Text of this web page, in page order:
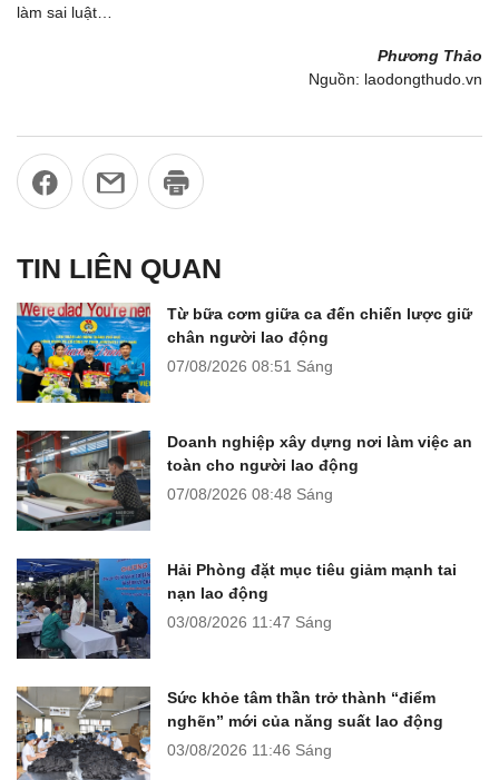
làm sai luật…
Phương Thảo
Nguồn: laodongthudo.vn
TIN LIÊN QUAN
Từ bữa cơm giữa ca đến chiến lược giữ
chân người lao động
07/08/2026 08:51 Sáng
Doanh nghiệp xây dựng nơi làm việc an
toàn cho người lao động
07/08/2026 08:48 Sáng
Hải Phòng đặt mục tiêu giảm mạnh tai
nạn lao động
03/08/2026 11:47 Sáng
Sức khỏe tâm thần trở thành “điểm
nghẽn” mới của năng suất lao động
03/08/2026 11:46 Sáng